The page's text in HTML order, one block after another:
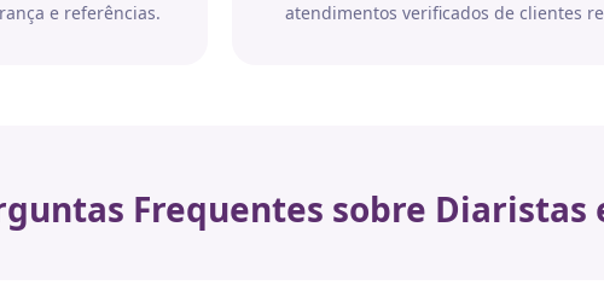
e referências.
atendimentos verificados de clientes
Frequentes sobre Diaristas